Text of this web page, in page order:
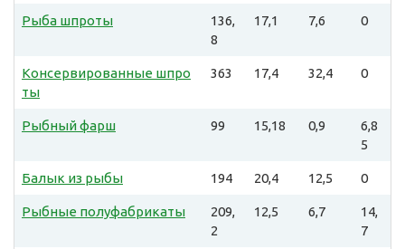
Рыба шпроты
136,
8
17,1 7,6 0
Консервированные шпро
ты
363 17,4 32,4 0
Рыбный фарш 99 15,18 0,9
6,8
5
Балык из рыбы 194 20,4 12,5 0
Рыбные полуфабрикаты
209,
2
12,5 6,7
14,
7